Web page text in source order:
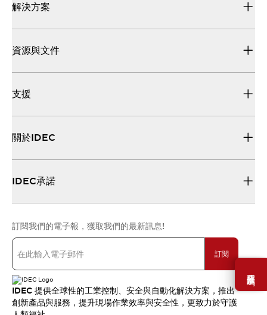
需要幫助嗎？
解決方案
資源與文件
支援
關於IDEC
IDEC承諾
訂閱我們的電子報，獲取我們的最新訊息!
訂閱
IDEC 提供全球性的工業控制、安全與自動化解決方案，推出
創新產品與服務，提升現場作業效率與安全性，更致力於守護